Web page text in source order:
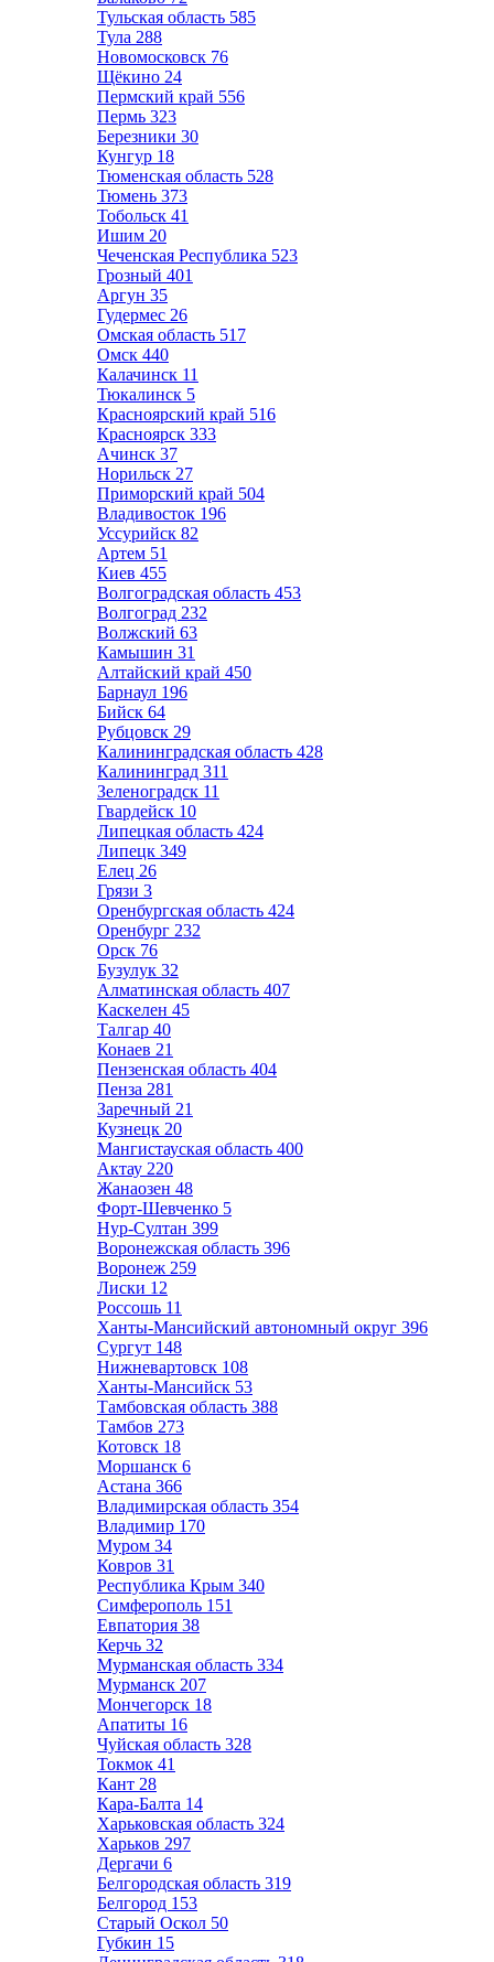
Тульская область 585
Тула 288
Новомосковск 76
Щёкино 24
Пермский край 556
Пермь 323
Березники 30
Кунгур 18
Тюменская область 528
Тюмень 373
Тобольск 41
Ишим 20
Чеченская Республика 523
Грозный 401
Аргун 35
Гудермес 26
Омская область 517
Омск 440
Калачинск 11
Тюкалинск 5
Красноярский край 516
Красноярск 333
Ачинск 37
Норильск 27
Приморский край 504
Владивосток 196
Уссурийск 82
Артем 51
Киев 455
Волгоградская область 453
Волгоград 232
Волжский 63
Камышин 31
Алтайский край 450
Барнаул 196
Бийск 64
Рубцовск 29
Калининградская область 428
Калининград 311
Зеленоградск 11
Гвардейск 10
Липецкая область 424
Липецк 349
Елец 26
Грязи 3
Оренбургская область 424
Оренбург 232
Орск 76
Бузулук 32
Алматинская область 407
Каскелен 45
Талгар 40
Конаев 21
Пензенская область 404
Пенза 281
Заречный 21
Кузнецк 20
Мангистауская область 400
Актау 220
Жанаозен 48
Форт-Шевченко 5
Нур-Султан 399
Воронежская область 396
Воронеж 259
Лиски 12
Россошь 11
Ханты-Мансийский автономный округ 396
Сургут 148
Нижневартовск 108
Ханты-Мансийск 53
Тамбовская область 388
Тамбов 273
Котовск 18
Моршанск 6
Астана 366
Владимирская область 354
Владимир 170
Муром 34
Ковров 31
Республика Крым 340
Симферополь 151
Евпатория 38
Керчь 32
Мурманская область 334
Мурманск 207
Мончегорск 18
Апатиты 16
Чуйская область 328
Токмок 41
Кант 28
Кара-Балта 14
Харьковская область 324
Харьков 297
Дергачи 6
Белгородская область 319
Белгород 153
Старый Оскол 50
Губкин 15